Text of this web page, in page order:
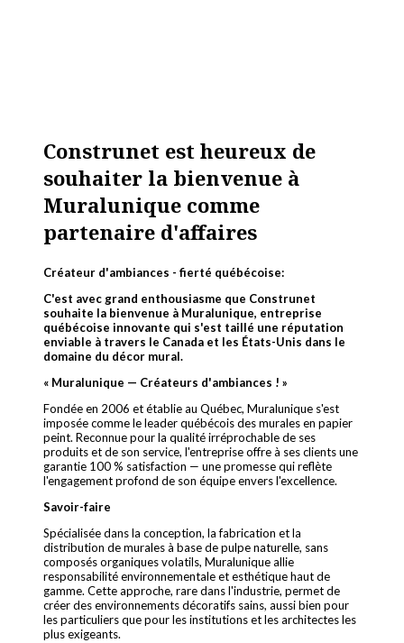
Construnet est heureux de
souhaiter la bienvenue à
Muralunique comme
partenaire d'affaires
Créateur d'ambiances - fierté québécoise:
C'est avec grand enthousiasme que Construnet
souhaite la bienvenue à Muralunique, entreprise
québécoise innovante qui s'est taillé une réputation
enviable à travers le Canada et les États-Unis dans le
domaine du décor mural.
« Muralunique — Créateurs d'ambiances ! »
Fondée en 2006 et établie au Québec, Muralunique s'est
imposée comme le leader québécois des murales en papier
peint. Reconnue pour la qualité irréprochable de ses
produits et de son service, l'entreprise offre à ses clients une
garantie 100 % satisfaction — une promesse qui reflète
l'engagement profond de son équipe envers l'excellence.
Savoir-faire
Spécialisée dans la conception, la fabrication et la
distribution de murales à base de pulpe naturelle, sans
composés organiques volatils, Muralunique allie
responsabilité environnementale et esthétique haut de
gamme. Cette approche, rare dans l'industrie, permet de
créer des environnements décoratifs sains, aussi bien pour
les particuliers que pour les institutions et les architectes les
plus exigeants.